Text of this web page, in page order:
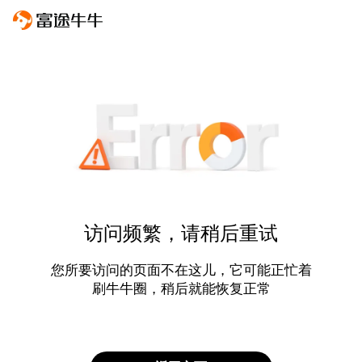
访问频繁，请稍后重试
您所要访问的页面不在这儿，它可能正忙着
刷牛牛圈，稍后就能恢复正常